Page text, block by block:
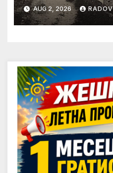
AUG 2, 2026